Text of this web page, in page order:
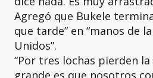
Agregó que Bukele
que tarde” en “manos de
Unidos”.
“Por tres lochas pierden
grande es que nosotros